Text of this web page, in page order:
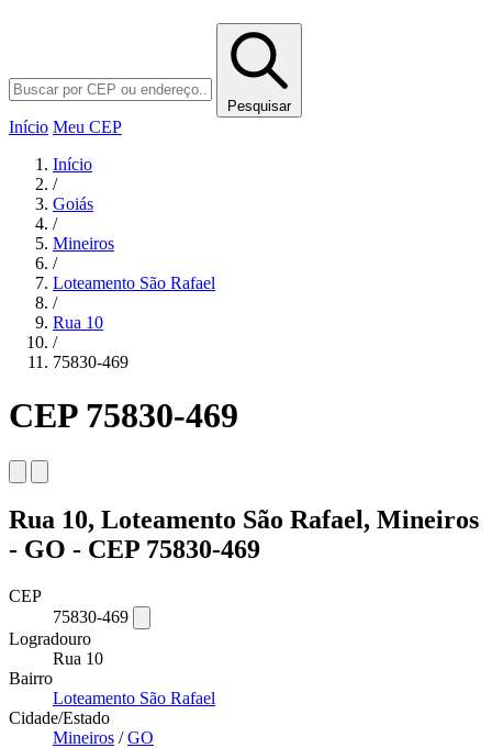
Pesquisar
Início Meu CEP
Início
/
Goiás
/
Mineiros
/
Loteamento São Rafael
/
Rua 10
/
75830-469
CEP 75830-469
Rua 10, Loteamento São Rafael, Mineiros
- GO - CEP 75830-469
CEP
75830-469
Logradouro
Rua 10
Bairro
Loteamento São Rafael
Cidade/Estado
Mineiros /GO